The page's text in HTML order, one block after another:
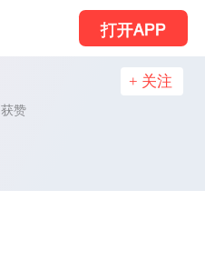
打开APP
获赞
+ 关注